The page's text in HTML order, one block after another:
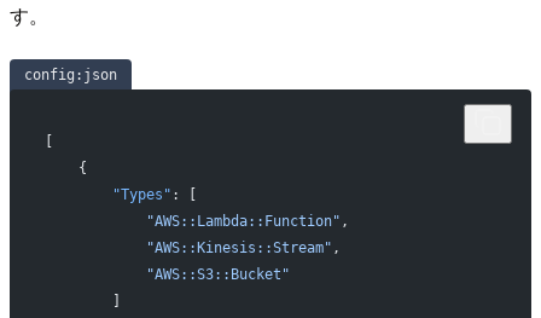
す。
config:json
    {
        "Types"
: [
            "AWS::Lambda::Function"
,
            "AWS::Kinesis::Stream"
,
            "AWS::S3::Bucket"